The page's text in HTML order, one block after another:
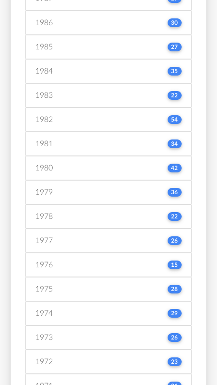
1986 30
1985 27
1984 35
1983 22
1982 54
1981 34
1980 42
1979 36
1978 22
1977 26
1976 15
1975 28
1974 29
1973 26
1972 23